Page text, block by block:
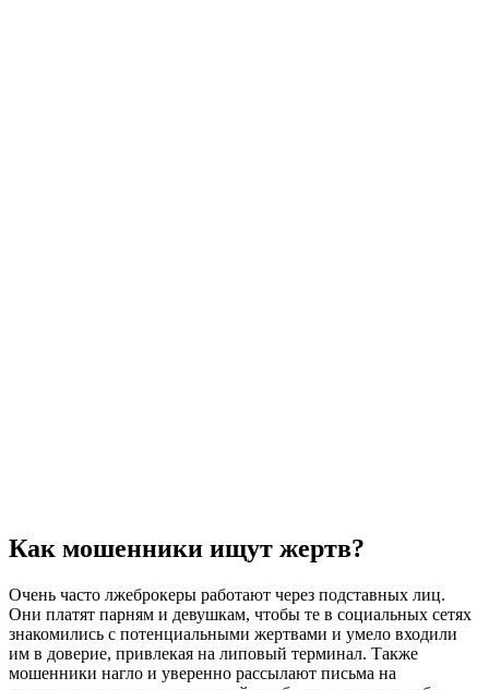
Как мошенники ищут жертв?
Очень часто лжеброкеры работают через подставных лиц.
Они платят парням и девушкам, чтобы те в социальных сетях
знакомились с потенциальными жертвами и умело входили
им в доверие, привлекая на липовый терминал. Также
мошенники нагло и уверенно рассылают письма на